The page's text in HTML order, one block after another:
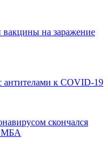
вакцины на заражение
антителами к COVID-19
скончался